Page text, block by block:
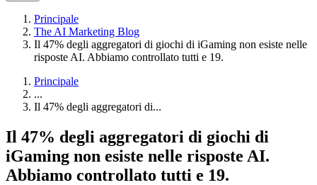
Principale
The AI Marketing Blog
Il 47% degli aggregatori di giochi di iGaming non esiste nelle
risposte AI. Abbiamo controllato tutti e 19.
Principale
...
Il 47% degli aggregatori di...
Il 47% degli aggregatori di giochi di
iGaming non esiste nelle risposte AI.
Abbiamo controllato tutti e 19.